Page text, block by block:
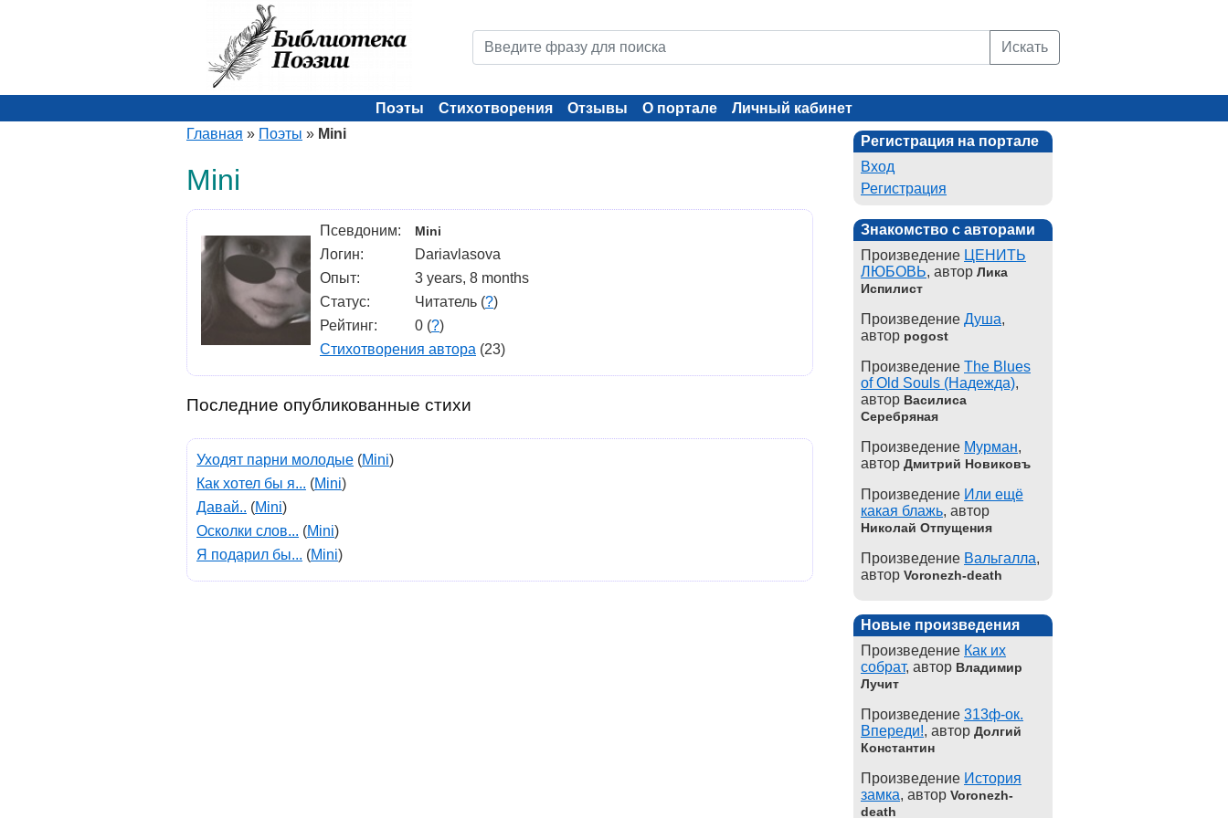
Искать
Поэты Стихотворения Отзывы О портале
Личный кабинет
Главная » Поэты » Mini
Mini
Псевдоним: Mini
Логин:
Dariavlasova
Опыт:
3 years, 8 months
Статус:
Читатель (?)
Рейтинг:
0 (?)
Стихотворения автора (23)
Последние опубликованные стихи
Уходят парни молодые (Mini)
Как хотел бы я... (Mini)
Давай.. (Mini)
Осколки слов... (Mini)
Я подарил бы... (Mini)
Регистрация на портале
Вход
Регистрация
Знакомство с авторами
Произведение ЦЕНИТЬ
ЛЮБОВЬ, автор Лика
Испилист
Произведение Душа,
автор pogost
Произведение The Blues
of Old Souls (Надежда),
автор Василиса
Серебряная
Произведение Мурман,
автор Дмитрий Новиковъ
Произведение Или ещё
какая блажь, автор
Николай Отпущения
Произведение Вальгалла,
автор Voronezh-death
Новые произведения
Произведение Как их
собрат, автор Владимир
Лучит
Произведение 313ф-ок.
Впереди!, автор Долгий
Константин
Произведение История
замка, автор Voronezh-
death